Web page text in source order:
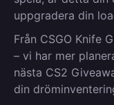
uppgradera din
Från CSGO Knife
– vi har mer
nästa CS2
din